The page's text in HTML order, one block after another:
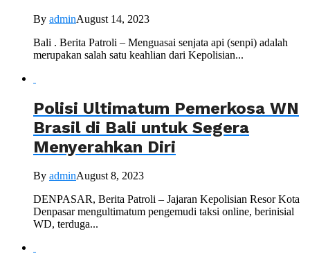
By adminAugust 14, 2023
Bali . Berita Patroli – Menguasai senjata api (senpi) adalah
merupakan salah satu keahlian dari Kepolisian...
Polisi Ultimatum Pemerkosa WN
Brasil di Bali untuk Segera
Menyerahkan Diri
By adminAugust 8, 2023
DENPASAR, Berita Patroli – Jajaran Kepolisian Resor Kota
Denpasar mengultimatum pengemudi taksi online, berinisial
WD, terduga...